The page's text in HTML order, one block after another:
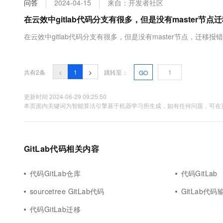
问答 2024-04-15 来自：开发者社区
在云效中gitlab代码分支有很多，但是没有master节点
在云效中gitlab代码分支有很多，但是没有master节点，迁移报
共有2条 < 1 > 跳转至： GO
更新时间 2024-06-29 09:25:50
本页面内关键词为智能算法引擎基于机器学习所生成，如有任何问题，可
GitLab代码相关内容
代码GitLab仓库
代码GitLab
sourcetree GitLab代码
GitLab代码
代码GitLab迁移
大模型服务
千问AI平台-Token Plan
在线体验全尺寸、多种模
大模型解决方案
快速部署 Dify，高效搭
中间件
大数据计算
媒体服务
终端用户计算
Serverless
开发工具
迁移与运维管理
大数据开发治理平台
云防火墙
网络
企业出海
AI 产品 免费试用
1亿+ 大模型 tokens 和
140+云产品 免费试用
大模型ACA认证体验
助力企业全员 AI 认知与能
Tableau 订阅
AI空中课堂在线直播课
行业生态解决方案